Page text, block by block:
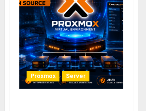
Proxmox Server